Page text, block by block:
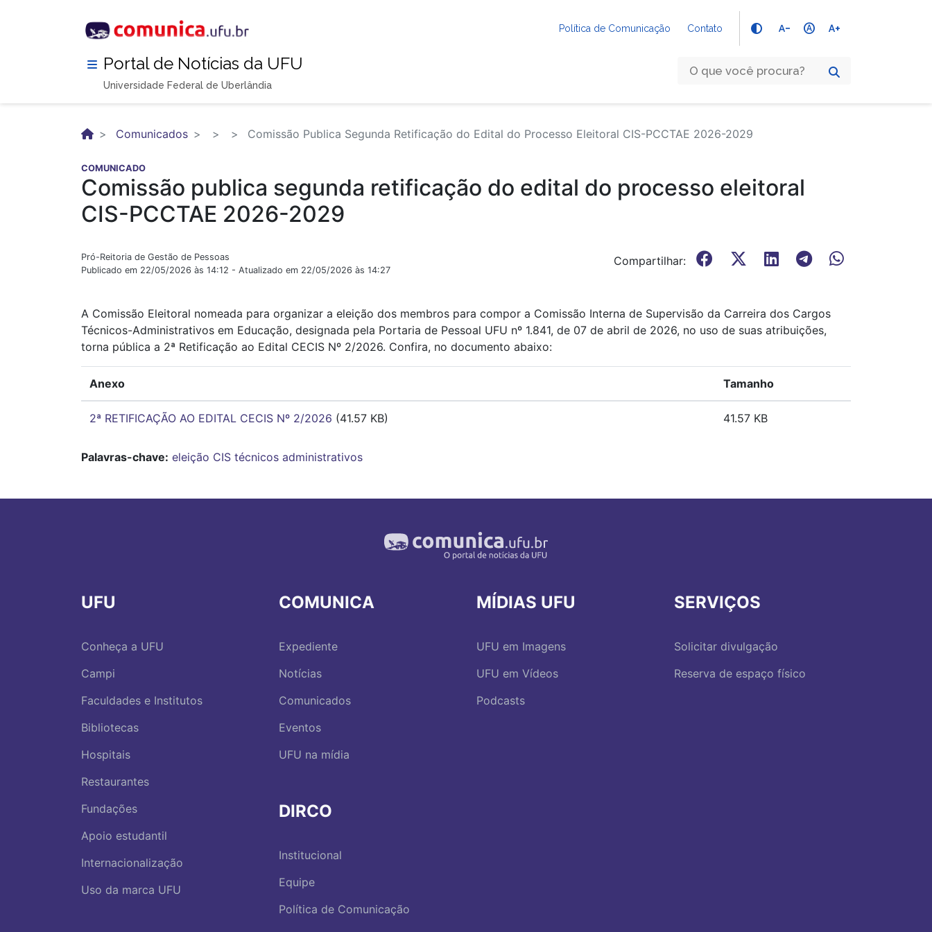
Política de Comunicação Contato text_decrease hdr_auto text_increase
Portal de Notícias da UFU
Universidade Federal de Uberlândia
Comunicados Comissão Publica Segunda Retificação do Edital do Processo Eleitoral CIS-PCCTAE 2026-2029
COMUNICADO
Comissão publica segunda retificação do edital do processo eleitoral
CIS-PCCTAE 2026-2029
Pró-Reitoria de Gestão de Pessoas
Publicado em 22/05/2026 às 14:12 - Atualizado em 22/05/2026 às 14:27
Compartilhar:
A Comissão Eleitoral nomeada para organizar a eleição dos membros para compor a Comissão Interna de Supervisão da Carreira dos Cargos
Técnicos-Administrativos em Educação, designada pela Portaria de Pessoal UFU nº 1.841, de 07 de abril de 2026, no uso de suas atribuições,
torna pública a 2ª Retificação ao Edital CECIS Nº 2/2026. Confira, no documento abaixo:
Anexo Tamanho
2ª RETIFICAÇÃO AO EDITAL CECIS Nº 2/2026 (41.57 KB) 41.57 KB
Palavras-chave: eleição CIS técnicos administrativos
UFU
Conheça a UFU
Campi
Faculdades e Institutos
Bibliotecas
Hospitais
Restaurantes
Fundações
Apoio estudantil
Internacionalização
Uso da marca UFU
COMUNICA
Expediente
Notícias
Comunicados
Eventos
UFU na mídia
DIRCO
Institucional
Equipe
Política de Comunicação
MÍDIAS UFU
UFU em Imagens
UFU em Vídeos
Podcasts
SERVIÇOS
Solicitar divulgação
Reserva de espaço físico